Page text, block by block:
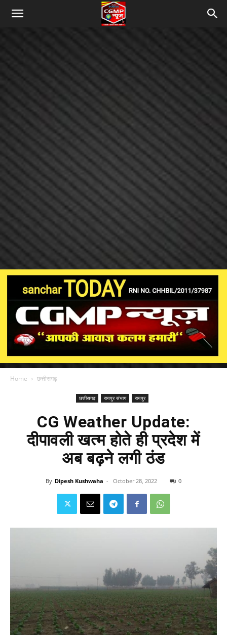
Home छत्तीसगढ़
छत्तीसगढ़ रायपुर संभाग रायपुर
CG Weather Update:
दीपावली खत्म होते ही प्रदेश में
अब बढ़ने लगी ठंड
By Dipesh Kushwaha - October 28, 2022 0